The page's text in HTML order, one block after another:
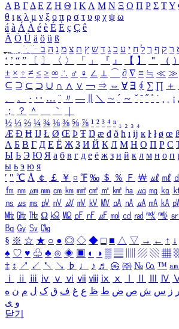
Α Β ΓΔ Ε Ζ Η Θ Ι ΚΛ Μ Ν Ξ Ο Π Ρ Σ ΤΥ
θ ι κ λ μ ν ξ ο π ρ σ τ υ φ χ ψ ω
á à Á À é è É È ç Ç ê
Ä Ö Ü ä ö ü ß
ִֶֹ ֻּ ׁׂ ר ק ף ך ל ח י ע כ ג ד ש ץ ת צ מ נ ה ב
‘ ’ “ ” 〔 〕 〈 〉 「 」 『 』 【 】 ＂ （ ）
± × ÷ ≠ ≤ ≥ ∞ ∴ ♂ ♀ ∠ ⊥ ⌒ ∂ ∇ ≡ ≒ ≪ ≫
⊆ ⊇ ⊂ ⊃ ∪ ∩ ∧ ∨ ￢ ⇒ ⇔ ∀ ∃ ∮ ∑ ∏ ＋
、
。 · ‥ … ¨ 〃 ― ＼ ∼ ´ ～ ˇ ˘ ˝ ˚ ˙ ¸ ¡
；
？ ＾ ｀
½ ⅓ ⅔ ¼ ¾ ⅛ ⅜ ⅝ ⅞ ¹ ² ³ ⁴ ⁿ ₁ ₂ ₃ ₄
Æ Ð Ħ Ĳ Ł Ø Œ Þ Ŧ Ŋ æ đ ð ħ ı ĳ ĸ ŀ ł ø œ
А Б В Г Д Е Ё Ж З И Й К Л М Н О П Р С
Ы Ь Э Ю Я а б в г д е ё ж з и й к л м н о п
ы ь э ю я
′ ″ ℃ Å ￠ ￡ ￥ ¤ ℉ ‰ ＄ ％ Ｆ ￦ ㎕ ㎖
㎙ ㎚ ㎛ ㎜ ㎝ ㎞ ㎟ ㎠ ㎡ ㎢ ㏊ ㎍ ㎎ ㎏
㎱ ㎲ ㎳ ㎴ ㎵ ㎶ ㎷ ㎸ ㎹ ㎀ ㎁ ㎂ ㎃ ㎄
㎒ ㎓ ㎔ Ω ㏀ ㏁ ㎊ ㎋ ㎌ ㏖ ㏅ ㎭ ㎮ ㎯ ㏛
㏃ ㏉ ㏜ ㏆
§ ※ ☆ ★ ○ ● ◎ ◇ ◆ □ ■ △ ▽ → ← ↑ ↓
♠ ♡ ♥ ♧ ♣ ⊙ ◈ ▣ ◐ ◑ ▒ ▤ ▨ ▧ ▦
‡ ↕ ↗ ↙ ↖ ↘ ♭ ♩ ♪ ♬ ㉿ ㈜ № ㏇ ™ ㏂
ⅰ
ⅱ ⅲ ⅳ ⅴ ⅵ ⅶ ⅷ ⅸ ⅹ Ⅳ
ر ز س ش ص ض ط ظ ع غ ف ق ک ل م ن ه
و ی
닫기